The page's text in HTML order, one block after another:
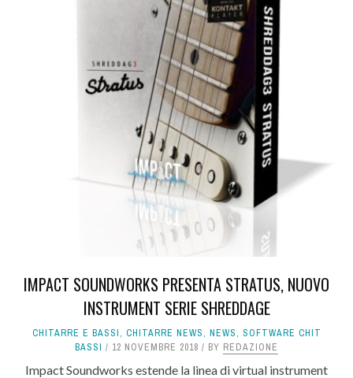
IMPACT SOUNDWORKS PRESENTA STRATUS, NUOVO
INSTRUMENT SERIE SHREDDAGE
CHITARRE E BASSI, CHITARRE NEWS, NEWS, SOFTWARE CHIT
BASSI
12 NOVEMBRE 2018 BY REDAZIONE
Impact Soundworks estende la linea di virtual instrument